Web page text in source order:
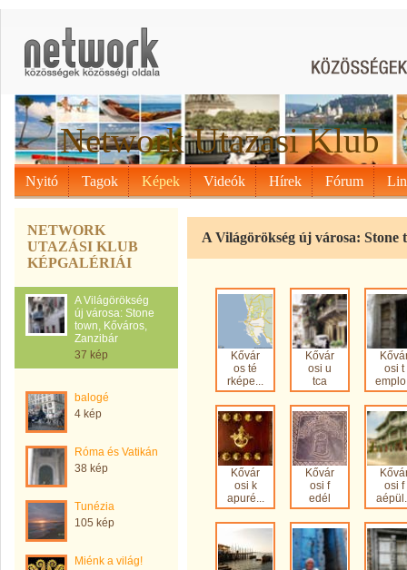
Network Utazási Klub
Nyitó Tagok Képek Videók Hírek Fórum
NETWORK
UTAZÁSI KLUB
KÉPGALÉRIÁI
A Világörökség
új városa: Stone
town, Kőváros,
Zanzibár
37 kép
balogé
4 kép
Róma és Vatikán
38 kép
Tunézia
105 kép
Miénk a világ!
A Világörökség új városa:
Kővár
os té
rképe...
Kővár
osi u
tca
osi t
Kővár
osi k
apuré...
Kővár
osi f
edél
osi f